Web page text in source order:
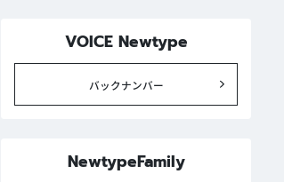
VOICE Newtype
バックナンバー
NewtypeFamily